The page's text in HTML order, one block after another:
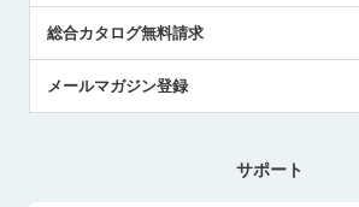
総合カタログ無料請求
メールマガジン登録
サポート